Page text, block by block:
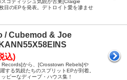
コティッシュ気鋭が古巣[Craigie
目のEPを発表。デトロイト愛を滲ませ
/ Cubemod & Joe
込)
Records]から、[Crosstown Rebels]や
する気鋭たちのスプリットEPが到着。
ピーなディープ・ハウス集！